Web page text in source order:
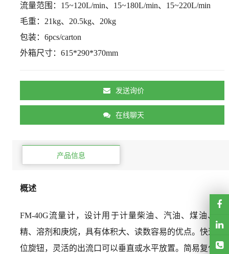
流量范围： 15~120L/min、15~180L/min、15~220L/min
毛重： 21kg、 20.5kg、20kg
包装： 6pcs/carton
外箱尺寸： 615*290*370mm
发送询价
在线聊天
产品信息
概述
FM-40G流量计，设计用于计量柴油、汽油、煤油、酒
精、溶剂和庚烷，具有体积大、读数容易的优点。快速复
位旋钮，灵活的出流口可以垂直或水平放置。简易复位寄